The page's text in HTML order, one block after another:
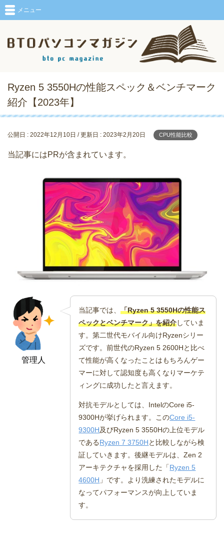
メニュー
Ryzen 5 3550Hの性能スペック＆ベンチマーク
紹介【2023年】
公開日 : 2022年12月10日 / 更新日 : 2023年2月20日 CPU性能比較
当記事にはPRが含まれています。
管理人
当記事では、「Ryzen 5 3550Hの性能ス
ペックとベンチマーク」を紹介していま
す。第二世代モバイル向けRyzenシリー
ズです。前世代のRyzen 5 2600Hと比べ
て性能が高くなったことはもちろんゲー
マーに対して認知度も高くなりマーケテ
ィングに成功したと言えます。
対抗モデルとしては、IntelのCore i5-
9300Hが挙げられます。このCore i5-
9300H及びRyzen 5 3550Hの上位モデル
であるRyzen 7 3750Hと比較しながら検
証していきます。後継モデルは、Zen 2
アーキテクチャを採用した「Ryzen 5
4600H 」です。より洗練されたモデルに
なってパフォーマンスが向上していま
す。